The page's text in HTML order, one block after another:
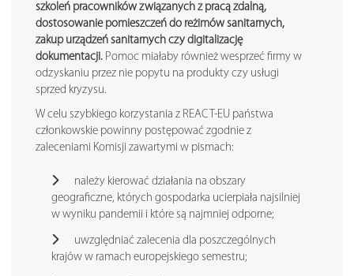
szkoleń pracowników związanych z pracą zdalną,
dostosowanie pomieszczeń do reżimów sanitarnych,
zakup urządzeń sanitarnych czy digitalizację
dokumentacji. Pomoc miałaby również wesprzeć firmy w
odzyskaniu przez nie popytu na produkty czy usługi
sprzed kryzysu.
W celu szybkiego korzystania z REACT-EU państwa
członkowskie powinny postępować zgodnie z
zaleceniami Komisji zawartymi w pismach:
należy kierować działania na obszary
geograficzne, których gospodarka ucierpiała najsilniej
w wyniku pandemii i które są najmniej odporne;
uwzględniać zalecenia dla poszczególnych
krajów w ramach europejskiego semestru;